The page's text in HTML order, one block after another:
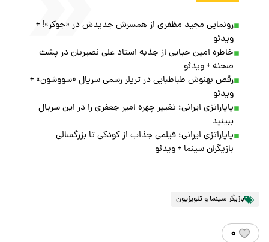
رونمایی مجید مظفری از همسرش جدیدش در «جوکر»! +
ویدئو
خاطره امین حیایی از جذبه استاد علی نصیریان در پشت
صحنه + ویدئو
رقص بهنوش طباطبایی در تریلر رسمی سریال «سووشون» +
ویدئو
پاپاراتزی ایرانی؛ تغییر چهره امیر جعفری را در این سریال
ببینید
پاپاراتزی ایرانی؛ فیلمی جذاب از کودکی تا بزرگسالی
بازیگران سینما + ویدئو
بازیگر سینما و تلویزیون
۰